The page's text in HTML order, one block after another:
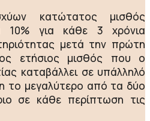
κατώτατος μισθός
10% για κάθε 3 χρόνια
μετά την πρώτη
ετήσιος μισθός που ο
καταβάλλει σε υπάλληλό
το μεγαλύτερο από τα δύο
σε κάθε περίπτωση τις